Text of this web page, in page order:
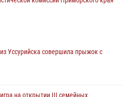
дома сотрудники
Владимирском храме – Главном
Уссурийска совершила прыжок с
на открытии III семейных